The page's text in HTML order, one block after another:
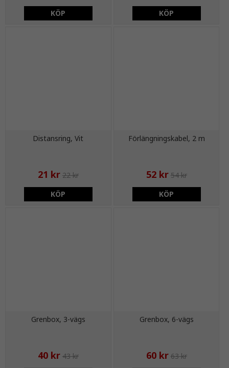
KÖP
KÖP
Distansring, Vit
21 kr 22 kr
KÖP
Förlängningskabel, 2 m
52 kr 54 kr
KÖP
Grenbox, 3-vägs
40 kr 43 kr
Grenbox, 6-vägs
60 kr 63 kr